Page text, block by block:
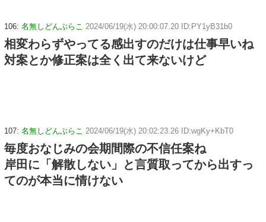
106: 名無しどんぶらこ 2024/06/19(水) 20:00:07.20 ID:PY1yB31b0
相変わらずやってる感出すのだけは仕事早いね
対案とか修正案は全く出て来ないけど
107: 名無しどんぶらこ 2024/06/19(水) 20:02:23.26 ID:wgKy+KbT0
毎度おなじみの会期間際の不信任案ね
岸田に「解散しない」と言質取ってから出すっ
てのが本当に情けない